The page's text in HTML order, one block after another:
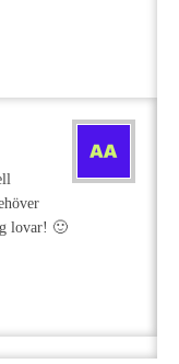
lovar! 🙂